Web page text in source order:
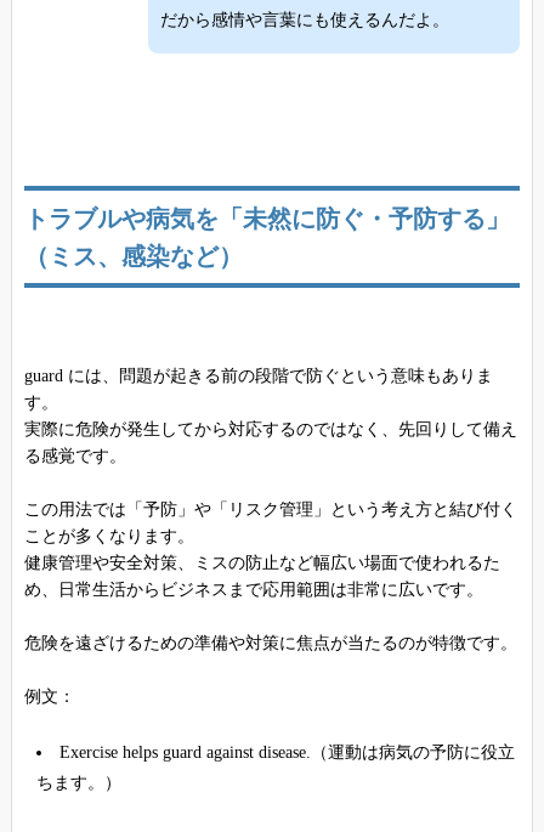
だから感情や言葉にも使えるんだよ。
トラブルや病気を「未然に防ぐ・予防する」
（ミス、感染など）
guard には、問題が起きる前の段階で防ぐという意味もありま
す。
実際に危険が発生してから対応するのではなく、先回りして備え
る感覚です。
この用法では「予防」や「リスク管理」という考え方と結び付く
ことが多くなります。
健康管理や安全対策、ミスの防止など幅広い場面で使われるた
め、日常生活からビジネスまで応用範囲は非常に広いです。
危険を遠ざけるための準備や対策に焦点が当たるのが特徴です。
例文：
Exercise helps guard against disease.（運動は病気の予防に役立
ちます。）